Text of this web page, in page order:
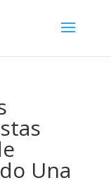
Una